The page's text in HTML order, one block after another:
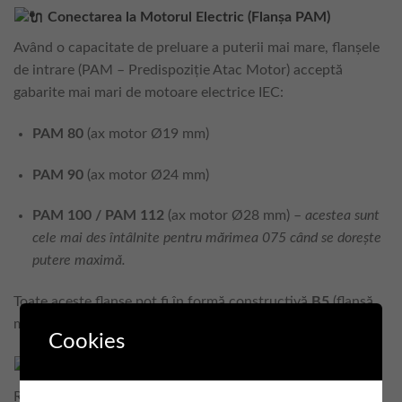
Conectarea la Motorul Electric (Flanșa PAM)
Având o capacitate de preluare a puterii mai mare, flanșele
de intrare (PAM – Predispoziție Atac Motor) acceptă
gabarite mai mari de motoare electrice IEC:
PAM 80(ax motor Ø19 mm)
PAM 90(ax motor Ø24 mm)
PAM 100 / PAM 112(ax motor Ø28 mm) – acestea sunt
cele mai des întâlnite pentru mărimea 075 când se dorește
putere maximă.
Toate aceste flanșe pot fi în formă constructivăB5(flanșă
mare) sau
Reductorul CHM 075 este extrem de versatil și poate fi
Cookies